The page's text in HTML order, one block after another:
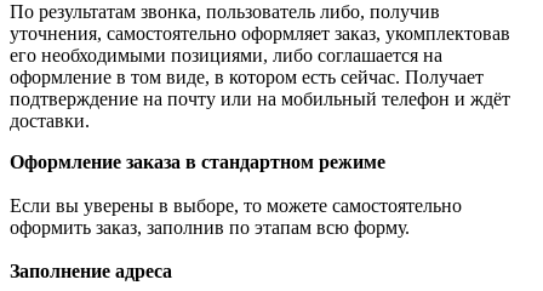
По результатам звонка, пользователь либо, получив
уточнения, самостоятельно оформляет заказ, укомплектовав
его необходимыми позициями, либо соглашается на
оформление в том виде, в котором есть сейчас. Получает
подтверждение на почту или на мобильный телефон и ждёт
доставки.
Оформление заказа в стандартном режиме
Если вы уверены в выборе, то можете самостоятельно
оформить заказ, заполнив по этапам всю форму.
Заполнение адреса